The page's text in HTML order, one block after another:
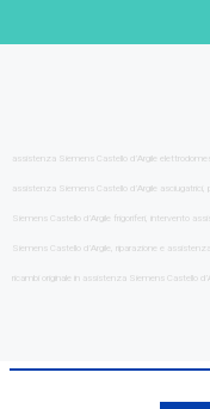
assistenza Siemens Castello d’Argile
assistenza Siemens Castello d’Argile
Siemens Castello d’Argile frigoriferi, intervento
Siemens Castello d’Argile, riparazione e
ricambi originale in assistenza Siemens Castello